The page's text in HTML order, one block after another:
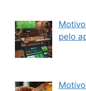
pelo